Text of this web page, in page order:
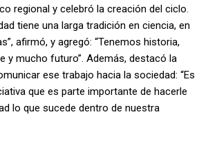
regional y celebró la creación del ciclo.
tiene una larga tradición en ciencia, en
afirmó, y agregó: “Tenemos historia,
y mucho futuro”. Además, destacó la
ese trabajo hacia la sociedad: “Es
que es parte importante de hacerle
lo que sucede dentro de nuestra